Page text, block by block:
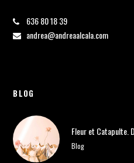
636 80 18 39
andrea@andreaalcala.com
BLOG
Fleur et Catapulte.
Blog